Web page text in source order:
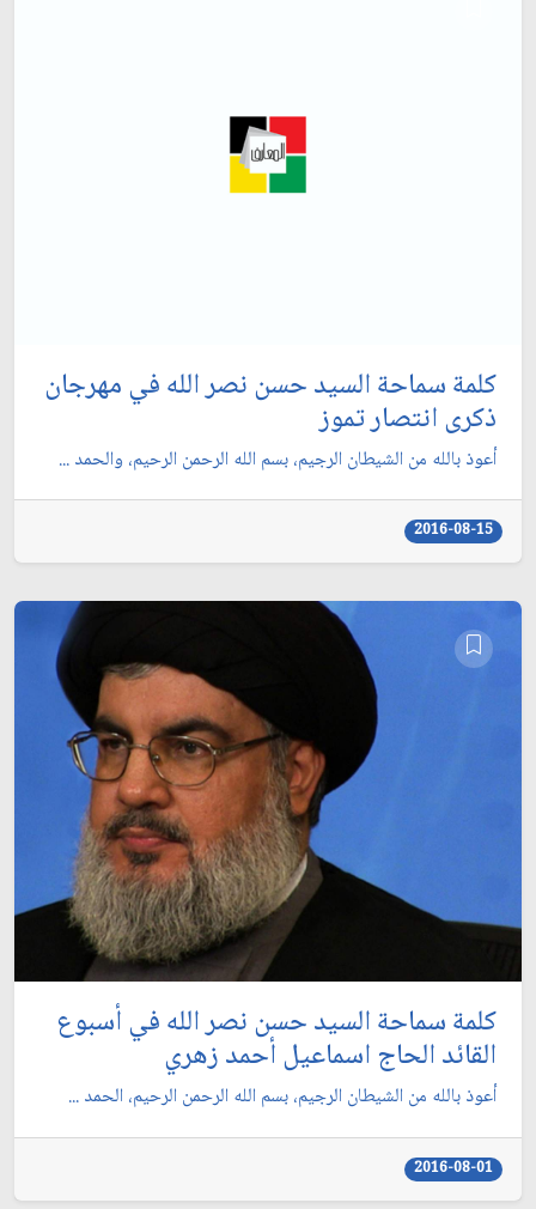
كلمة سماحة السيد حسن نصر الله في مهرجان
ذكرى انتصار تموز
أعوذ بالله من الشيطان الرجيم، بسم الله الرحمن الرحيم، والحمد ...
2016-08-15
كلمة سماحة السيد حسن نصر الله في أسبوع
القائد الحاج اسماعيل أحمد زهري
أعوذ بالله من الشيطان الرجيم، بسم الله الرحمن الرحيم، الحمد ...
2016-08-01